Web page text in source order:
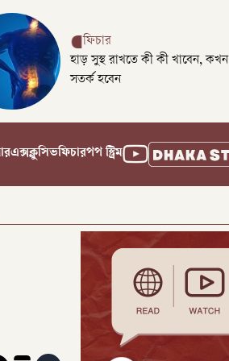
ফিচার
হাড় সুস্থ রাখতে কী কী খাবেন, কখন
সতর্ক হবেন
এক্সক্লুসিভফিচারপপ স্ট্রিম